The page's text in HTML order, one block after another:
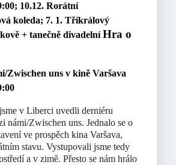
10.12. Rorátní
koleda; 7. 1. Tříkrálový
+ tanečně divadelníHra o
Zwischen uns v kině Varšava
v Liberci uvedli derniéru
námi/Zwischen uns. Jednalo se o
ve prospěch kina Varšava,
stavu. Vystupovali jsme tedy
a v zimě. Přesto se nám hrálo